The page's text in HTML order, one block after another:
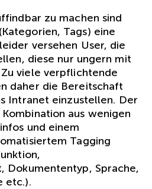
zu machen sind
Tags) eine
versehen User, die
diese nur ungern mit
viele verpflichtende
daher die Bereitschaft
Intranet einzustellen. Der
aus wenigen
und einem
Tagging
Dokumententyp, Sprache,
etc.).